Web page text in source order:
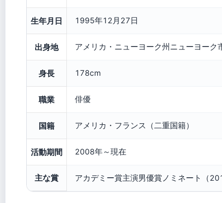
生年月日 1995年12月27日
出身地 アメリカ・ニューヨーク州ニューヨーク
身長 178cm
職業 俳優
国籍 アメリカ・フランス（二重国籍）
活動期間 2008年～現在
主な賞 アカデミー賞主演男優賞ノミネート（